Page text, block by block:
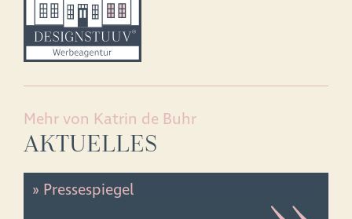
Mehr von Katrin de Buhr
AKTUELLES
» Pressespiegel